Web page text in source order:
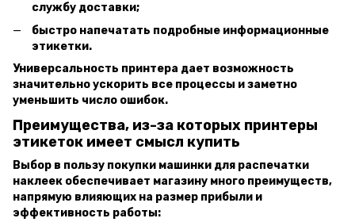
службу доставки;
быстро напечатать подробные информационные
этикетки.
Универсальность принтера дает возможность
значительно ускорить все процессы и заметно
уменьшить число ошибок.
Преимущества, из-за которых принтеры
этикеток имеет смысл купить
Выбор в пользу покупки машинки для распечатки
наклеек обеспечивает магазину много преимуществ,
напрямую влияющих на размер прибыли и
эффективность работы: